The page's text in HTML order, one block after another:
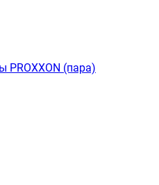
PROXXON (пара)